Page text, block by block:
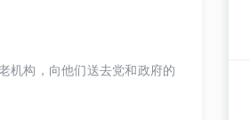
机构，向他们送去党和政府的